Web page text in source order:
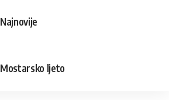
Najnovije
Mostarsko ljeto